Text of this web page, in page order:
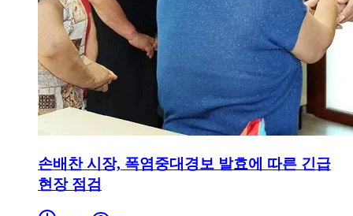
손배찬 시장, 폭염중대경보 발효에 따른 긴급
현장 점검